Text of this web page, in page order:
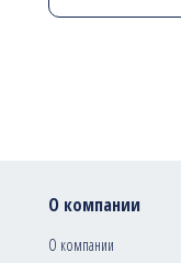
О компании
О компании